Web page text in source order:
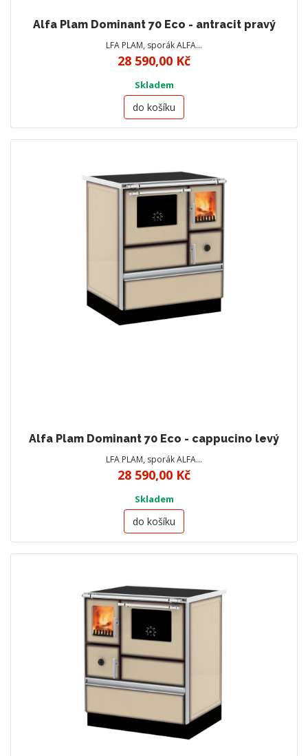
Alfa Plam Dominant 70 Eco - antracit pravý
LFA PLAM, sporák ALFA…
28 590,00 Kč
Skladem
do košíku
Alfa Plam Dominant 70 Eco - cappucino levý
LFA PLAM, sporák ALFA…
28 590,00 Kč
Skladem
do košíku